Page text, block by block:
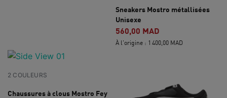
Sneakers Mostro métallisées
Unisexe
560,00 MAD
À l'origine : 1 400,00 MAD
2 COULEURS
Chaussures à clous Mostro Fey